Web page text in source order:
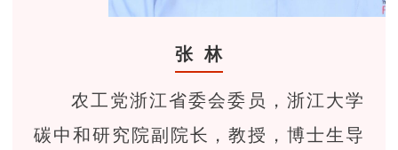
张 林
农工党浙江省委会委员， 浙江大学
碳中和研究院副院长，教授，博士生导